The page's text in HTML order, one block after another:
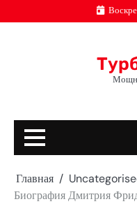
к
Главная
Биография Дмитрия